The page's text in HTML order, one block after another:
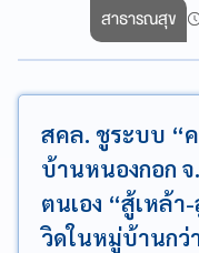
สาธารณสุข
สคล. ชูระบบ “
บ้านหนองกอก
ตนเอง “สู้เหล้
วิดในหมู่บ้านกว่